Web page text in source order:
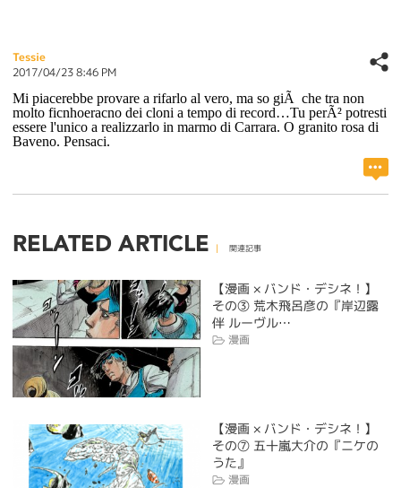
Tessie
2017/04/23 8:46 PM
Mi piacerebbe provare a rifarlo al vero, ma so giÃ che tra non
molto ficnhoeracno dei cloni a tempo di record…Tu perÃ² potresti
essere l'unico a realizzarlo in marmo di Carrara. O granito rosa di
Baveno. Pensaci.
RELATED ARTICLE 関連記事
【漫画 × バンド・デシネ！】
その③ 荒木飛呂彦の『岸辺露
伴 ルーヴル…
漫画
【漫画 × バンド・デシネ！】
その⑦ 五十嵐大介の『ニケの
うた』
漫画